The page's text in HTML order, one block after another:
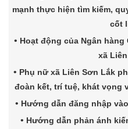
mạnh thực hiện tìm kiếm,
cốt
Hoạt động của Ngân
xã
Phụ nữ xã Liên Sơn Lắk
đoàn kết, trí tuệ, khát vọng
Hướng dẫn đăng nhập
Hướng dẫn phản ánh